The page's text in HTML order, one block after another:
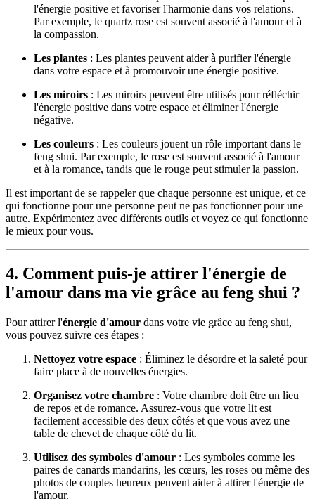
l'énergie positive et favoriser l'harmonie dans vos relations.
Par exemple, le quartz rose est souvent associé à l'amour et à
la compassion.
Les plantes : Les plantes peuvent aider à purifier l'énergie
dans votre espace et à promouvoir une énergie positive.
Les miroirs : Les miroirs peuvent être utilisés pour réfléchir
l'énergie positive dans votre espace et éliminer l'énergie
négative.
Les couleurs : Les couleurs jouent un rôle important dans le
feng shui. Par exemple, le rose est souvent associé à l'amour
et à la romance, tandis que le rouge peut stimuler la passion.
Il est important de se rappeler que chaque personne est unique, et ce
qui fonctionne pour une personne peut ne pas fonctionner pour une
autre. Expérimentez avec différents outils et voyez ce qui fonctionne
le mieux pour vous.
4. Comment puis-je attirer l'énergie de
l'amour dans ma vie grâce au feng shui ?
Pour attirer l'énergie d'amour dans votre vie grâce au feng shui,
vous pouvez suivre ces étapes :
Nettoyez votre espace : Éliminez le désordre et la saleté pour
faire place à de nouvelles énergies.
Organisez votre chambre : Votre chambre doit être un lieu
de repos et de romance. Assurez-vous que votre lit est
facilement accessible des deux côtés et que vous avez une
table de chevet de chaque côté du lit.
Utilisez des symboles d'amour : Les symboles comme les
paires de canards mandarins, les cœurs, les roses ou même des
photos de couples heureux peuvent aider à attirer l'énergie de
l'amour.